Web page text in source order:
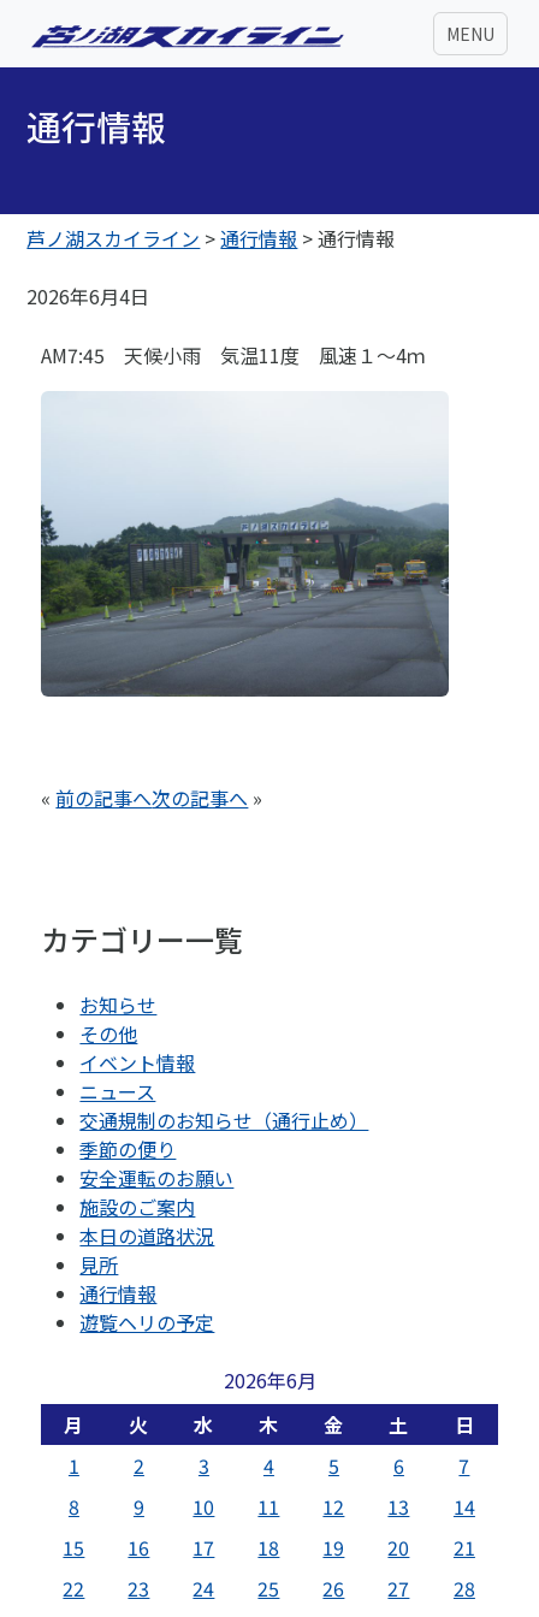
MENU
通行情報
芦ノ湖スカイライン >通行情報 >通行情報
2026年6月4日
AM7:45 天候小雨 気温11度 風速１～4ｍ
«前の記事へ次の記事へ »
カテゴリー一覧
お知らせ
その他
イベント情報
ニュース
交通規制のお知らせ（通行止め）
季節の便り
安全運転のお願い
施設のご案内
本日の道路状況
見所
通行情報
遊覧ヘリの予定
2026年6月
月
火 水 木 金 土
日
1
2 3 4 5 6
7
8
9 10 11 12 13
14
15
16 17 18 19 20
21
22
23 24 25 26 27
28